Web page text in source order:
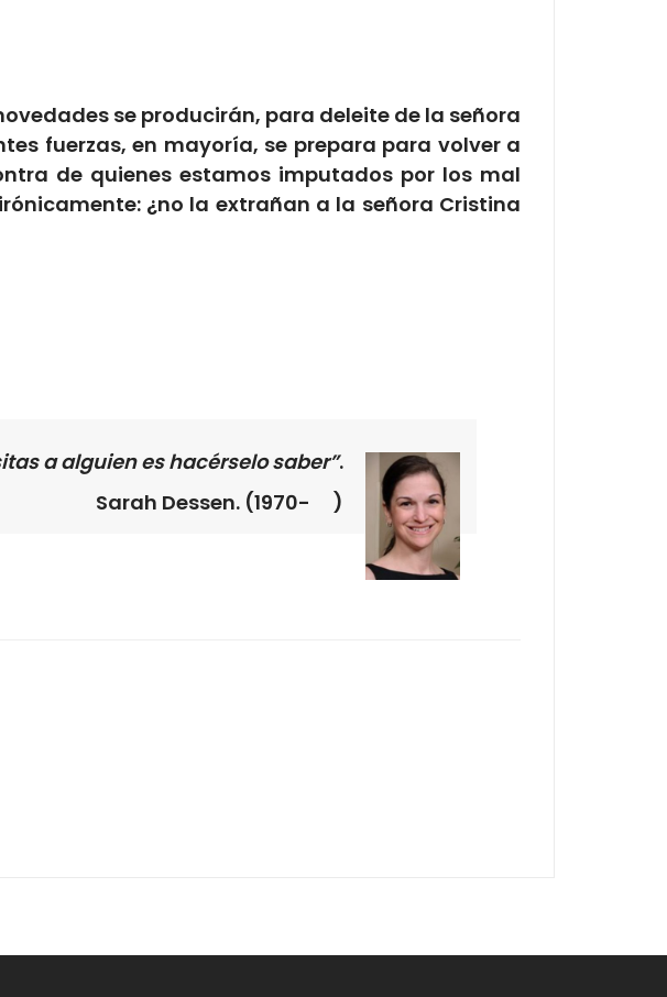
se producirán, para deleite de la señora
fuerzas, en mayoría, se prepara para volver a
de quienes estamos imputados por los mal
¿no la extrañan a la señora Cristina
a alguien es hacérselo saber”.
Sarah Dessen. (1970- )